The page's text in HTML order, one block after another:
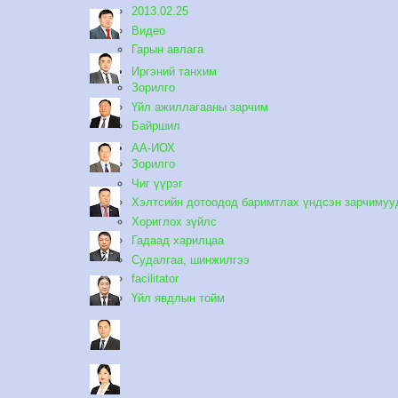
2013.02.25
Видео
Гарын авлага
Иргэний танхим
Зорилго
Үйл ажиллагааны зарчим
Байршил
АА-ИОХ
Зорилго
Чиг үүрэг
Хэлтсийн дотоодод баримтлах үндсэн
Хориглох зүйлс
Гадаад харилцаа
Судалгаа, шинжилгээ
facilitator
Үйл явдлын тойм